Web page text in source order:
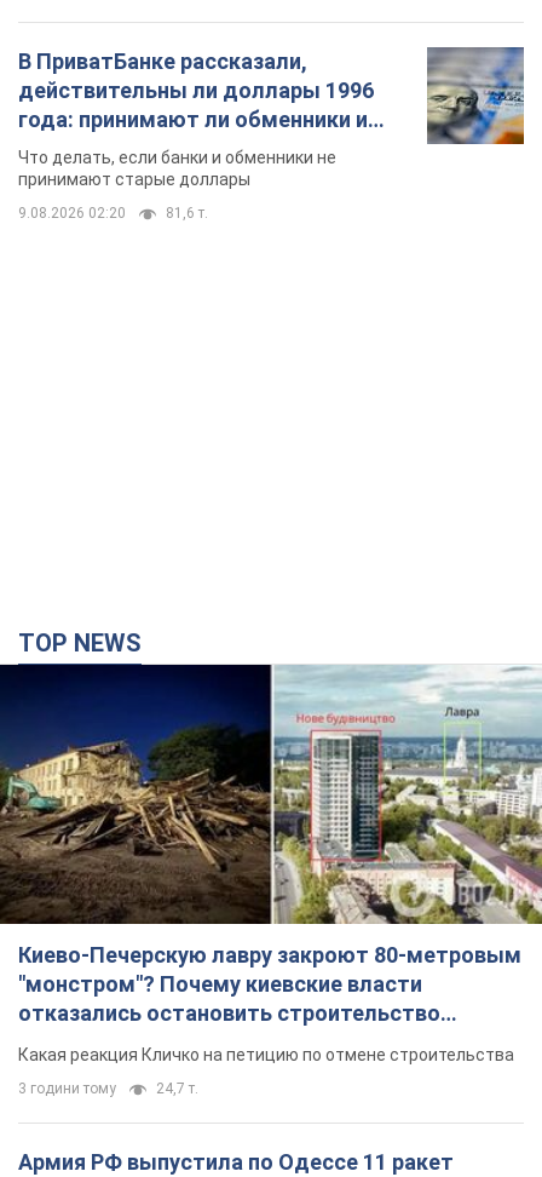
В ПриватБанке рассказали,
действительны ли доллары 1996
года: принимают ли обменники и
банки такие купюры
Что делать, если банки и обменники не
принимают старые доллары
9.08.2026 02:20 81,6 т.
TOP NEWS
Киево-Печерскую лавру закроют 80-метровым
"монстром"? Почему киевские власти
отказались остановить строительство
небоскреба "московского верующего"
Какая реакция Кличко на петицию по отмене строительства
3 години тому 24,7 т.
Армия РФ выпустила по Одессе 11 ракет